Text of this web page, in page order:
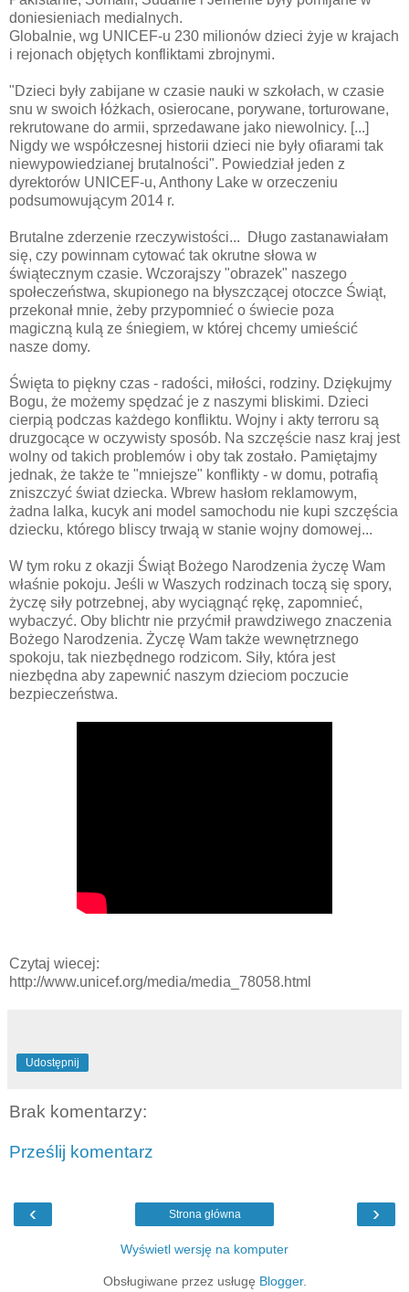
doniesieniach medialnych.
Globalnie, wg UNICEF-u 230 milionów dzieci żyje w krajach
i rejonach objętych konfliktami zbrojnymi.
"Dzieci były zabijane w czasie nauki w szkołach, w czasie
snu w swoich łóżkach, osierocane, porywane, torturowane,
rekrutowane do armii, sprzedawane jako niewolnicy. [...]
Nigdy we współczesnej historii dzieci nie były ofiarami tak
niewypowiedzianej brutalności". Powiedział jeden z
dyrektorów UNICEF-u, Anthony Lake w orzeczeniu
podsumowującym 2014 r.
Brutalne zderzenie rzeczywistości... Długo zastanawiałam
się, czy powinnam cytować tak okrutne słowa w
świątecznym czasie. Wczorajszy "obrazek" naszego
społeczeństwa, skupionego na błyszczącej otoczce Świąt,
przekonał mnie, żeby przypomnieć o świecie poza
magiczną kulą ze śniegiem, w której chcemy umieścić
nasze domy.
Święta to piękny czas - radości, miłości, rodziny. Dziękujmy
Bogu, że możemy spędzać je z naszymi bliskimi. Dzieci
cierpią podczas każdego konfliktu. Wojny i akty terroru są
druzgocące w oczywisty sposób. Na szczęście nasz kraj jest
wolny od takich problemów i oby tak zostało. Pamiętajmy
jednak, że także te "mniejsze" konflikty - w domu, potrafią
zniszczyć świat dziecka. Wbrew hasłom reklamowym,
żadna lalka, kucyk ani model samochodu nie kupi szczęścia
dziecku, którego bliscy trwają w stanie wojny domowej...
W tym roku z okazji Świąt Bożego Narodzenia życzę Wam
właśnie pokoju. Jeśli w Waszych rodzinach toczą się spory,
życzę siły potrzebnej, aby wyciągnąć rękę, zapomnieć,
wybaczyć. Oby blichtr nie przyćmił prawdziwego znaczenia
Bożego Narodzenia. Życzę Wam także wewnętrznego
spokoju, tak niezbędnego rodzicom. Siły, która jest
niezbędna aby zapewnić naszym dzieciom poczucie
bezpieczeństwa.
Czytaj wiecej:
http://www.unicef.org/media/media_78058.html
Udostępnij
Brak komentarzy:
Prześlij komentarz
‹ ›
Strona główna
Wyświetl wersję na komputer
Obsługiwane przez usługę Blogger.